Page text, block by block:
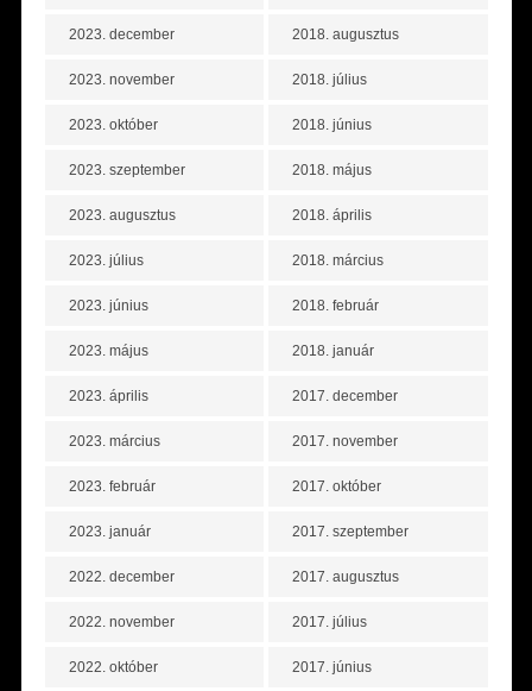
2023. december
2023. november
2023. október
2023. szeptember
2023. augusztus
2023. július
2023. június
2023. május
2023. április
2023. március
2023. február
2023. január
2022. december
2022. november
2022. október
2018. augusztus
2018. július
2018. június
2018. május
2018. április
2018. március
2018. február
2018. január
2017. december
2017. november
2017. október
2017. szeptember
2017. augusztus
2017. július
2017. június